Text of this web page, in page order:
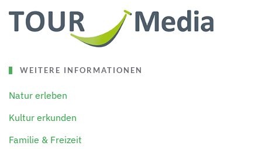
WEITERE INFORMATIONEN
Natur erleben
Kultur erkunden
Familie & Freizeit